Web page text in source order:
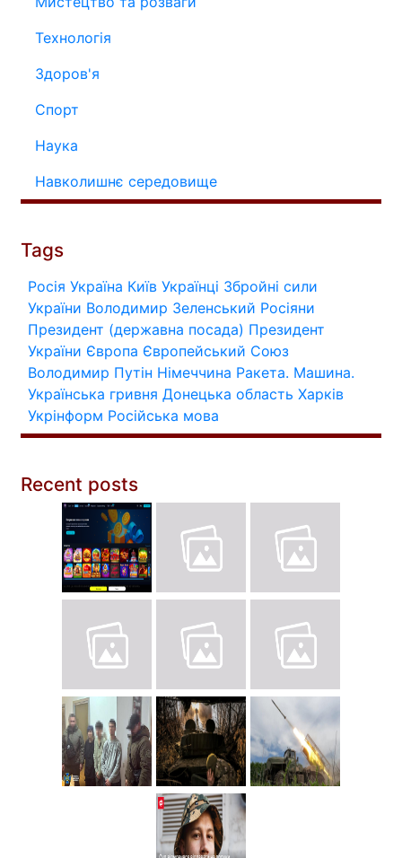
Технологія
Здоров'я
Спорт
Наука
Навколишнє середовище
Tags
Росія Україна Київ Українці Збройні сили
України Володимир Зеленський Росіяни
Президент (державна посада) Президент
України Європа Європейський Союз
Володимир Путін Німеччина Ракета. Машина.
Українська гривня Донецька область Харків
Укрінформ Російська мова
Recent posts